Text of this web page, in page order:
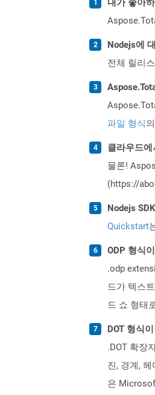
Nodejs에
전체 릴리
파일 형식
클라우드에
물론!
(https://
Nodejs
Quickstart
ODP 형식
.odp
드가 텍스
드 쇼 형태
DOT 형식
.DOT 확장
진, 경계,
은